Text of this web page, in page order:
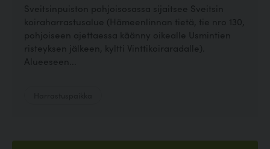
Sveitsinpuiston pohjoisosassa sijaitsee Sveitsin
koiraharrastusalue (Hämeenlinnan tietä, tie nro 130,
pohjoiseen ajettaessa käänny oikealle Usmintien
risteyksen jälkeen, kyltti Vinttikoiraradalle).
Alueeseen...